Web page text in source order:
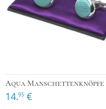
Aqua Manschettenknöpfe
14.95 €